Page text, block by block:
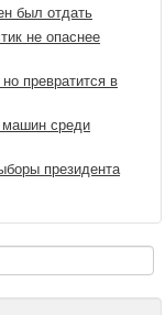
был отдать
не опаснее
превратится в
среди
президента